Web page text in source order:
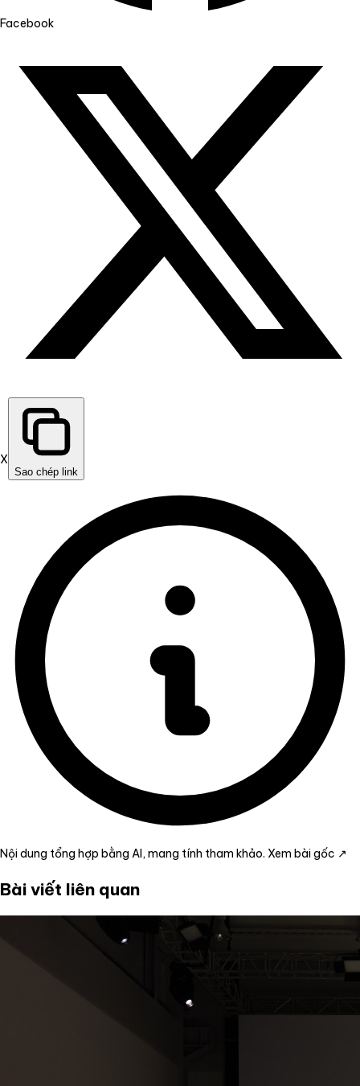
Facebook
X
Sao chép link
Nội dung tổng hợp bằng AI, mang tính tham khảo. Xem bài gốc ↗
Bài viết liên quan